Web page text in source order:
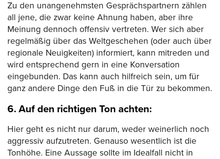
Zu den unangenehmsten Gesprächspartnern zählen
all jene, die zwar keine Ahnung haben, aber ihre
Meinung dennoch offensiv vertreten. Wer sich aber
regelmäßig über das Weltgeschehen (oder auch über
regionale Neuigkeiten) informiert, kann mitreden und
wird entsprechend gern in eine Konversation
eingebunden. Das kann auch hilfreich sein, um für
ganz andere Dinge den Fuß in die Tür zu bekommen.
6. Auf den richtigen Ton achten:
Hier geht es nicht nur darum, weder weinerlich noch
aggressiv aufzutreten. Genauso wesentlich ist die
Tonhöhe. Eine Aussage sollte im Idealfall nicht in